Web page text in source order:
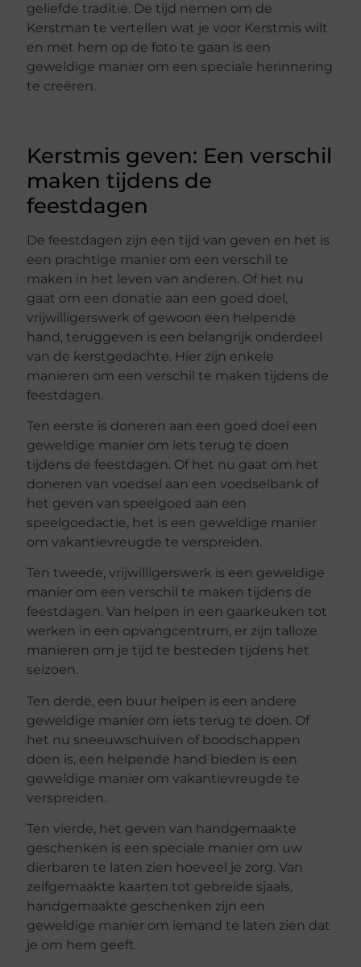
geliefde traditie. De tijd nemen om de
Kerstman te vertellen wat je voor Kerstmis wilt
en met hem op de foto te gaan is een
geweldige manier om een speciale herinnering
te creëren.
Kerstmis geven: Een verschil
maken tijdens de
feestdagen
De feestdagen zijn een tijd van geven en het is
een prachtige manier om een verschil te
maken in het leven van anderen. Of het nu
gaat om een donatie aan een goed doel,
vrijwilligerswerk of gewoon een helpende
hand, teruggeven is een belangrijk onderdeel
van de kerstgedachte. Hier zijn enkele
manieren om een verschil te maken tijdens de
feestdagen.
Ten eerste is doneren aan een goed doel een
geweldige manier om iets terug te doen
tijdens de feestdagen. Of het nu gaat om het
doneren van voedsel aan een voedselbank of
het geven van speelgoed aan een
speelgoedactie, het is een geweldige manier
om vakantievreugde te verspreiden.
Ten tweede, vrijwilligerswerk is een geweldige
manier om een verschil te maken tijdens de
feestdagen. Van helpen in een gaarkeuken tot
werken in een opvangcentrum, er zijn talloze
manieren om je tijd te besteden tijdens het
seizoen.
Ten derde, een buur helpen is een andere
geweldige manier om iets terug te doen. Of
het nu sneeuwschuiven of boodschappen
doen is, een helpende hand bieden is een
geweldige manier om vakantievreugde te
verspreiden.
Ten vierde, het geven van handgemaakte
geschenken is een speciale manier om uw
dierbaren te laten zien hoeveel je zorg. Van
zelfgemaakte kaarten tot gebreide sjaals,
handgemaakte geschenken zijn een
geweldige manier om iemand te laten zien dat
je om hem geeft.